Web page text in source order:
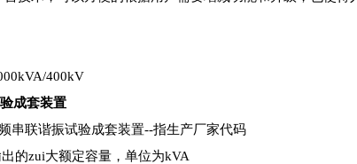
400kV
成套装置
串联谐振试验成套装置--指生产厂家代码
的zui大额定容量，单位为kVA